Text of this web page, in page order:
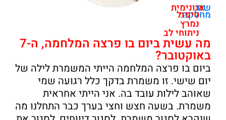
שם:
אנונימית
מחלקה:
טיפול
נמרץ
ניתוחי לב
מה עשית ביום בו פרצה המלחמה, ה-7
באוקטובר?
ביום בו פרצה המלחמה הייתי המשמרת לילה של
יום שישי. זו משמרת בדקך כלל רגועה שמי
שאוהב לילות עובד בה. אני הייתי אחראית
משמרת. בשעה חצש וחצי בערך כבר התחלנו מה